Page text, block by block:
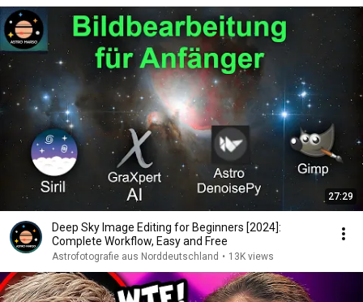
27:29
Deep Sky Image Editing for Beginners [2024]:
Complete Workflow, Easy and Free
Astrofotografie aus Norddeutschland • 13K views